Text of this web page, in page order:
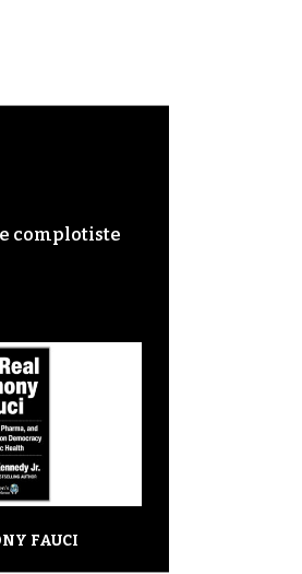
complotiste
FAUCI